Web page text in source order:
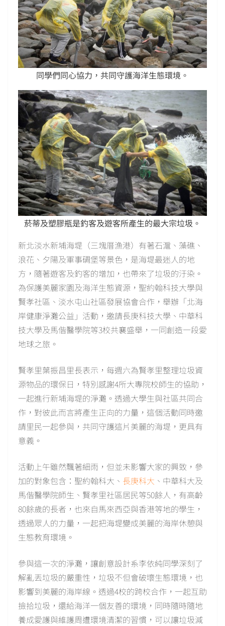
同學們同心協力，共同守護海洋生態環境。
菸蒂及塑膠瓶是釣客及遊客所產生的最大宗垃圾。
新北淡水新埔海堤（三塊厝漁港）有著石滬、藻礁、
浪花、夕陽及軍事碉堡等景色，是海堤最迷人的地
方，隨著遊客及釣客的增加，也帶來了垃圾的汙染。
為保護美麗家園及海洋生態資源，聖約翰科技大學與
賢孝社區、淡水屯山社區發展協會合作，舉辦「北海
岸健康淨灘公益」活動，邀請長庚科技大學、中華科
技大學及馬偕醫學院等3校共襄盛舉，一同創造一段愛
地球之旅。
賢孝里葉振昌里長表示，每週六為賢孝里整理垃圾資
源物品的環保日，特別感謝4所大專院校師生的協助，
一起進行新埔海堤的淨灘。透過大學生與社區共同合
作，對彼此而言將產生正向的力量，這個活動同時邀
請里民一起參與，共同守護這片美麗的海堤，更具有
意義。
活動上午雖然飄著細雨，但並未影響大家的興致，參
加的對象包含：聖約翰科大、 長庚科大 、中華科大及
馬偕醫學院師生、賢孝里社區居民等50餘人，有高齡
80餘歲的長者，也來自馬來西亞與香港等地的學生，
透過眾人的力量，一起把海堤變成美麗的海岸休憩與
生態教育環境。
參與這一次的淨灘，讓創意設計系李依純同學深刻了
解亂丟垃圾的嚴重性，垃圾不但會破壞生態環境，也
影響到美麗的海岸線。透過4校的跨校合作，一起互助
撿拾垃圾，還給海洋一個友善的環境，同時隨時隨地
養成愛護與維護周遭環境清潔的習慣，可以讓垃圾減